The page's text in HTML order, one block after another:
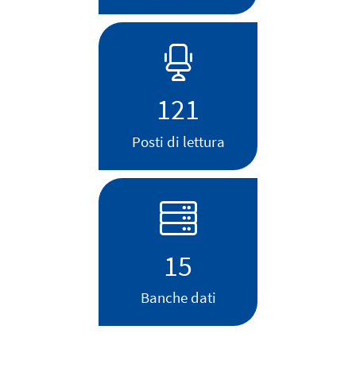
121
Posti di lettura
15
Banche dati